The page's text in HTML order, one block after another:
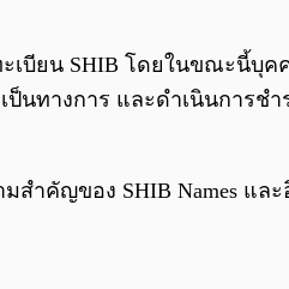
เบียน SHIB โดยในขณะนี้บุ
นทางการ และดำเนินการชำ
สำคัญของ SHIB Names แ